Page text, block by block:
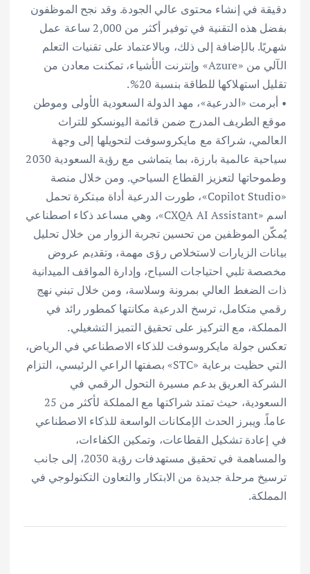
دقيقة في إنشاء محتوى عالي الجودة. وقد نجح الموظفون
بفضل هذه التقنية في توفير أكثر من 2,000 ساعة عمل
شهريًا. بالإضافة إلى ذلك، وبالاعتماد على تقنيات التعلم
الآلي من «Azure» وإنترنت الأشياء، تمكنت معادن من
تقليل استهلاكها للطاقة بنسبة 20%.
• أبرمت «الدرعية»، مهد الدولة السعودية الأولى وموطن
موقع الطريف المدرج ضمن قائمة اليونسكو للتراث
العالمي، شراكة مع مايكروسوفت لتحويلها إلى وجهة
سياحية عالمية بارزة، بما يتماشى مع رؤية السعودية 2030
وطموحاتها لتعزيز القطاع السياحي. ومن خلال منصة
«Copilot Studio»، طورت الدرعية أداة مبتكرة تحمل
اسم «CXQA AI Assistant»، وهي مساعد ذكاء اصطناعي
يُمكّن الموظفين من تحسين تجربة الزوار من خلال تحليل
بيانات الزيارات لاستخلاص رؤى مهمة، وتقديم عروض
مخصصة تلبي احتياجات السياح، وإدارة المواقف الميدانية
ذات الضغط العالي بمرونة وسلاسة، ومن خلال تبني نهج
رقمي متكامل، ترسخ الدرعية مكانتها كمطور رائد في
المملكة، مع التركيز على تحقيق التميز التشغيلي.
تعكس جولة مايكروسوفت للذكاء الاصطناعي في الرياض،
التي حظيت برعاية «STC» بصفتها الراعي الرئيسي، التزام
الشركة العريق بدعم مسيرة التحول الرقمي في
السعودية، حيث تمتد شراكتها مع المملكة لأكثر من 25
عاماً. ويبرز الحدث الإمكانات الواسعة للذكاء الاصطناعي
في إعادة تشكيل القطاعات، وتمكين الكفاءات،
والمساهمة في تحقيق مستهدفات رؤية 2030، إلى جانب
ترسيخ مرحلة جديدة من الابتكار والتعاون التكنولوجي في
المملكة.